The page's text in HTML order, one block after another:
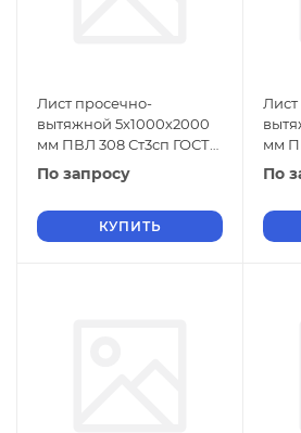
Лист просечно-
вытяжной 5х1000х2000
мм ПВЛ 308 Ст3сп ГОСТ
8706-78
По запросу
КУПИТЬ
мм
8706-
По